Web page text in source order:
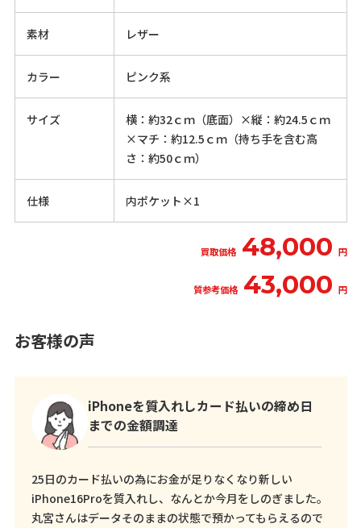
素材 レザー
カラー ピンク系
サイズ
横：約32ｃｍ（底面）×縦：約24.5ｃｍ
×マチ：約12.5ｃｍ（持ち手を含む高
さ：約50ｃｍ）
仕様 内ポケット×1
買取価格 48,000 円
質参考価格 43,000 円
お客様の声
iPhoneを質入れしカード払いの締め日
までの金額調達
25日のカード払いの為にお金が足りなくなり新しい
iPhone16Proを質入れし、なんとか今月をしのぎました。
丸宮さんはデータそのままの状態で預かってもらえるので